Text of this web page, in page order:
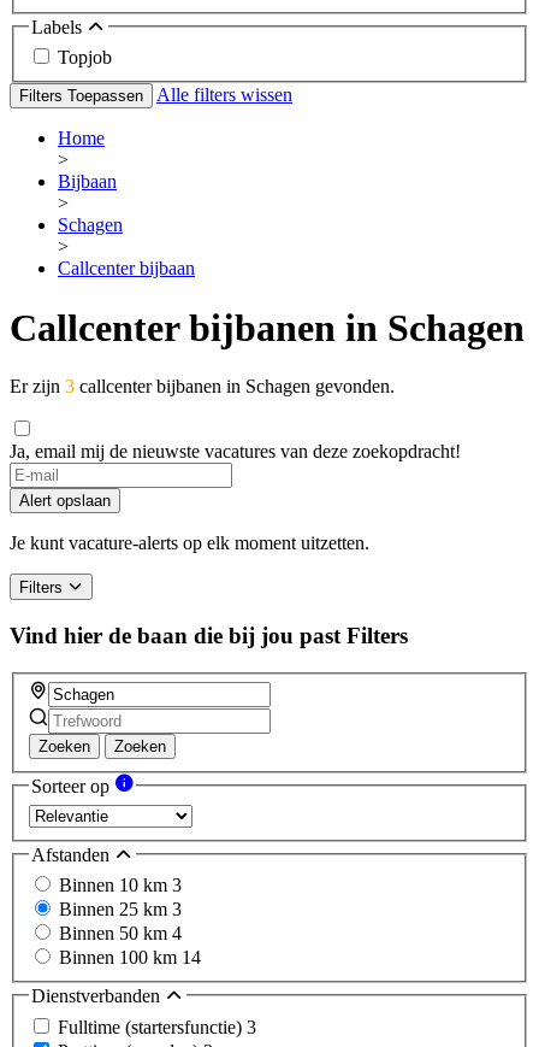
Labels
Topjob
Filters Toepassen Alle filters wissen
Home
>
Bijbaan
>
Schagen
>
Callcenter bijbaan
Callcenter bijbanen in Schagen
Er zijn 3 callcenter bijbanen in Schagen gevonden.
Ja, email mij de nieuwste vacatures van deze zoekopdracht!
Alert opslaan
Je kunt vacature-alerts op elk moment uitzetten.
Filters
Vind hier de baan die bij jou past Filters
Zoeken Zoeken
Sorteer op
Afstanden
Binnen 10 km 3
Binnen 25 km 3
Binnen 50 km 4
Binnen 100 km 14
Dienstverbanden
Fulltime (startersfunctie) 3